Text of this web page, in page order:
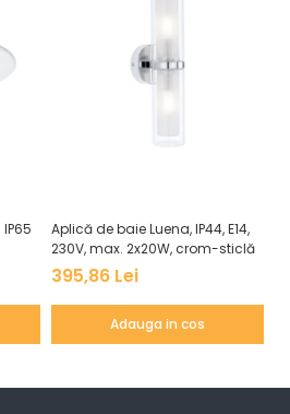
Aplică de baie Luena, IP44, E14,
230V, max. 2x20W, crom-sticlă
395,86 Lei
Adauga in cos